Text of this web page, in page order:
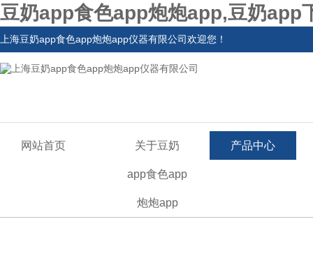
豆奶app食色app炮炮app,豆奶app
上海豆奶app食色app炮炮app仪器有限公司欢迎您！
网站首页 关于豆奶
app食色app
炮炮app
产品中心